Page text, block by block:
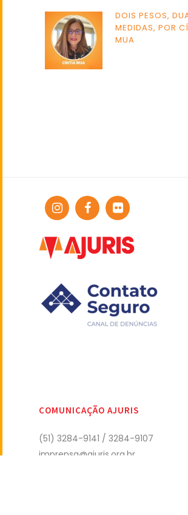
DOIS PESOS,
MEDIDAS, POR
MUA
COMUNICAÇÃO AJURIS
(51) 3284-9141 / 3284-9107
imprensa@ajuris.org.br